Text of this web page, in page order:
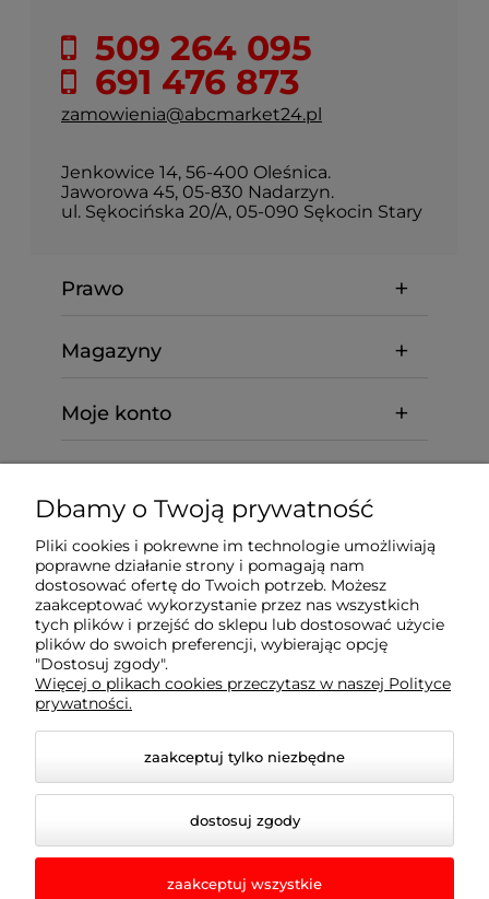
509 264 095
691 476 873
zamowienia@abcmarket24.pl
Jenkowice 14, 56-400 Oleśnica.
Jaworowa 45, 05-830 Nadarzyn.
ul. Sękocińska 20/A, 05-090 Sękocin Stary
Prawo
Magazyny
Moje konto
Informacje
Kontakt
Płatności
© 2026 www.abcmarket24.pl. Wszelkie prawa
zastrzeżone.
Shoper.pl
Dbamy o Twoją prywatność
Pliki cookies i pokrewne im technologie umożliwiają
poprawne działanie strony i pomagają nam
dostosować ofertę do Twoich potrzeb. Możesz
zaakceptować wykorzystanie przez nas wszystkich
tych plików i przejść do sklepu lub dostosować użycie
plików do swoich preferencji, wybierając opcję
"Dostosuj zgody".
Więcej o plikach cookies przeczytasz w naszej Polityce
prywatności.
zaakceptuj tylko niezbędne
dostosuj zgody
zaakceptuj wszystkie